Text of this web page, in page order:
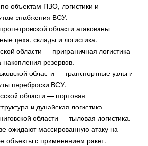
объектам ПВО, логистики и
снабжения ВСУ.
области атакованы
цеха, склады и логистика.
области — приграничная логистика
накопления резервов.
области — транспортные узлы и
переброски ВСУ.
области — портовая
и дунайская логистика.
области — тыловая логистика.
ожидают массированную атаку на
объекты с применением ракет.